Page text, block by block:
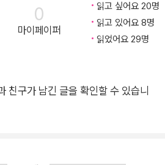
죽음으로 이끄는 치명적인 독을 끊임
는다. 계속 먹으면 죽을 줄 알면서도
무것도 변하지 않았다. 욕망을 이기지
, 아플 줄 알면서 끊지 못했고, 죽었
이들을 죽음의 운명에서 구원하지
이 필요했다. 나는 의사를 그만두기로
절, 당뇨병 등의 문제가 있으면서도
0
마이페이퍼
읽고 싶어요 20명
읽고 있어요 8명
읽었어요 29명
친구가 남긴 글을 확인할 수 있습니